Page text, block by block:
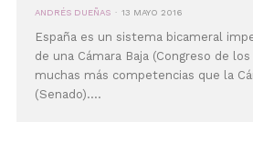
ANDRÉS DUEÑAS 13 MAYO 2016
España es un sistema bicameral
de una Cámara Baja (Congreso de
muchas más competencias que la
(Senado)....